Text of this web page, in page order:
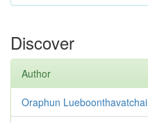
Discover
Author
Oraphun Lueboonthavatchai